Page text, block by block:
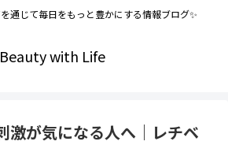
通じて毎日をもっと豊かにする情報ブログ✨
Beauty with Life
激が気になる人へ｜レチベ